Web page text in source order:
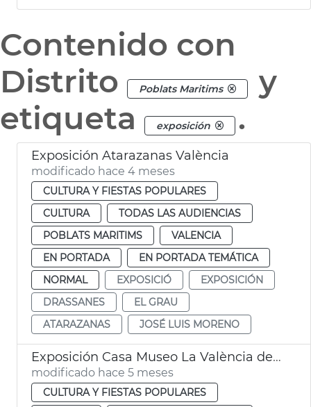
Contenido con
Distrito
Poblats Maritims
y
etiqueta
exposición .
Exposición Atarazanas València
modificado hace 4 meses
CULTURA Y FIESTAS POPULARES
CULTURA
TODAS LAS AUDIENCIAS
POBLATS MARITIMS
VALENCIA
EN PORTADA
EN PORTADA TEMÁTICA
NORMAL
EXPOSICIÓ
EXPOSICIÓN
DRASSANES
EL GRAU
ATARAZANAS
JOSÉ LUIS MORENO
Exposición Casa Museo La València de Blasco Ibáñez
modificado hace 5 meses
CULTURA Y FIESTAS POPULARES